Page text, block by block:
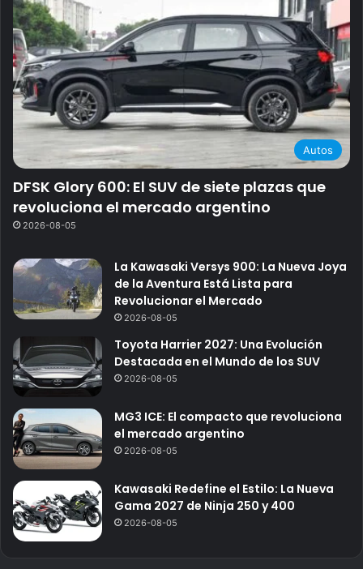
Autos
DFSK Glory 600: El SUV de siete plazas que
revoluciona el mercado argentino
2026-08-05
La Kawasaki Versys 900: La Nueva Joya
de la Aventura Está Lista para
Revolucionar el Mercado
2026-08-05
Toyota Harrier 2027: Una Evolución
Destacada en el Mundo de los SUV
2026-08-05
MG3 ICE: El compacto que revoluciona
el mercado argentino
2026-08-05
Kawasaki Redefine el Estilo: La Nueva
Gama 2027 de Ninja 250 y 400
2026-08-05